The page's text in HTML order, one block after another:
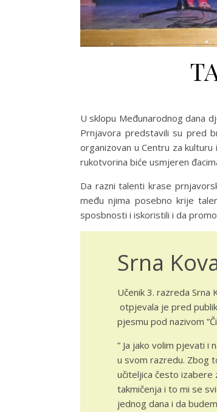
U sklopu Međunarodnog dana
Prnjavora predstavili su pred
organizovan u Centru za
rukotvorina biće usmjeren
Da razni talenti krase
među njima posebno krije
sposbnosti i iskoristili i da
Srna
Učenik 3. razreda Srna
otpjevala je pred
pjesmu pod nazivom
” Ja jako volim pjevati i
u svom razredu. Zbog
učiteljica često izabere
takmičenja i to mi se
jednog dana i da